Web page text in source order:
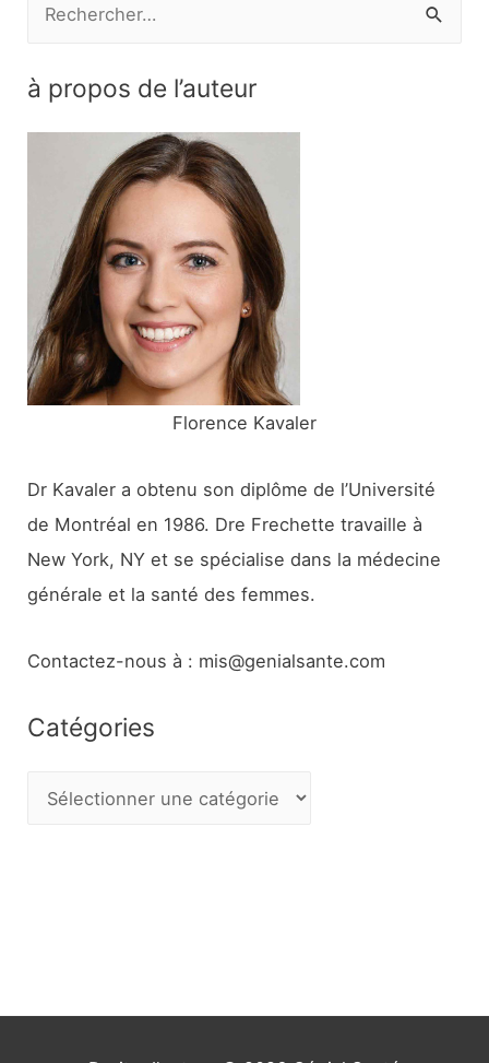
h
:
à propos de l’auteur
Florence Kavaler
Dr Kavaler a obtenu son diplôme de l’Université
de Montréal en 1986. Dre Frechette travaille à
New York, NY et se spécialise dans la médecine
générale et la santé des femmes.
Contactez-nous à : mis@genialsante.com
Catégories